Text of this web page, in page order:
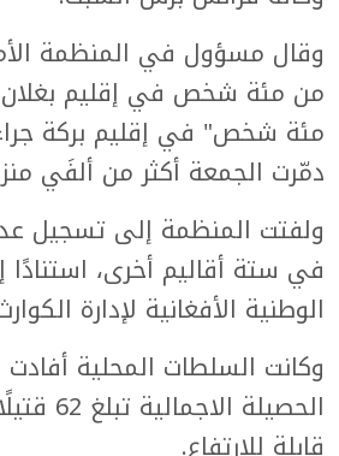
وقال مسؤول في المنظمة
من مئة شخص في إقليم
مئة شخص" في إقليم بركة
دمّرت الجمعة أكثر من ألفَي
ولفتت المنظمة إلى تسجيل
في ستة أقاليم أخرى،
الوطنية الأفغانية لإدارة
وكانت السلطات المحلية
الحصيلة
قابلة للارتفاع.